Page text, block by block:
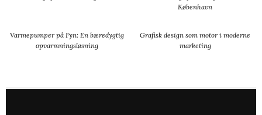
København
Varmepumper på Fyn: En bæredygtig
opvarmningsløsning
Grafisk design som motor i moderne
marketing